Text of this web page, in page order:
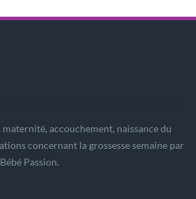
maternité, accouchement, naissance du
concernant la grossesse semaine par
Passion.